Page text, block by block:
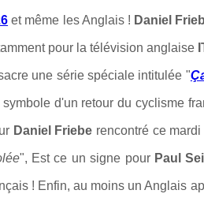
et même les Anglais ! Daniel
pour la télévision anglaise
une série spéciale intitulée "
d'un retour du cyclisme
Daniel Friebe rencontré ce
", Est ce un signe pour Paul
! Enfin, au moins un Anglais